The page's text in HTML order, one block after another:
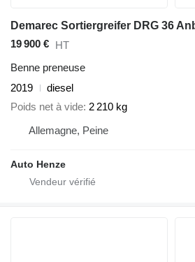
19 900 € HT
Benne preneuse
2019
diesel
Poids net à vide 2 210 kg
Allemagne, Peine
Auto Henze